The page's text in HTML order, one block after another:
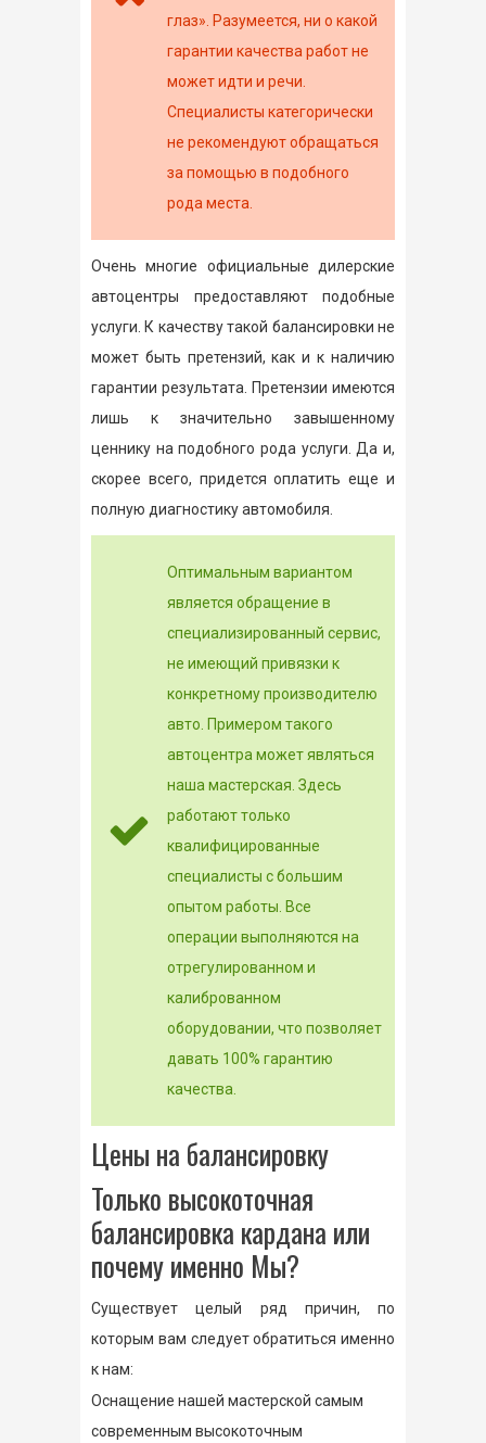
глаз». Разумеется, ни о какой
гарантии качества работ не
может идти и речи.
Специалисты категорически
не рекомендуют обращаться
за помощью в подобного
рода места.
Очень многие официальные дилерские
автоцентры предоставляют подобные
услуги. К качеству такой балансировки не
может быть претензий, как и к наличию
гарантии результата. Претензии имеются
лишь к значительно завышенному
ценнику на подобного рода услуги. Да и,
скорее всего, придется оплатить еще и
полную диагностику автомобиля.
Оптимальным вариантом
является обращение в
специализированный сервис,
не имеющий привязки к
конкретному производителю
авто. Примером такого
автоцентра может являться
наша мастерская. Здесь
работают только
квалифицированные
специалисты с большим
опытом работы. Все
операции выполняются на
отрегулированном и
калиброванном
оборудовании, что позволяет
давать 100% гарантию
качества.
Цены на балансировку
Только высокоточная
балансировка кардана или
почему именно Мы?
Существует целый ряд причин, по
которым вам следует обратиться именно
к нам:
Оснащение нашей мастерской самым
современным высокоточным